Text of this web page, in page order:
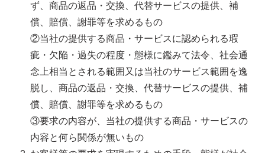
ず、商品の返品・交換、代替サービスの提供、補
償、賠償、謝罪等を求めるもの
②当社の提供する商品・サービスに認められる瑕
疵・欠陥・過失の程度・態様に鑑みて法令、社会通
念上相当とされる範囲又は当社のサービス範囲を逸
脱し、商品の返品・交換、代替サービスの提供、補
償、賠償、謝罪等を求めるもの
③要求の内容が、当社の提供する商品・サービスの
内容と何ら関係が無いもの